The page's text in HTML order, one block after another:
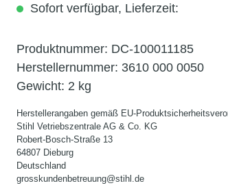
Sofort verfügbar, Lieferzeit:
Produktnummer: DC-100011185
Herstellernummer: 3610 000 0050
Gewicht: 2 kg
Herstellerangaben gemäß EU-
Stihl Vetriebszentrale AG & Co. KG
Robert-Bosch-Straße 13
64807 Dieburg
Deutschland
grosskundenbetreuung@stihl.de